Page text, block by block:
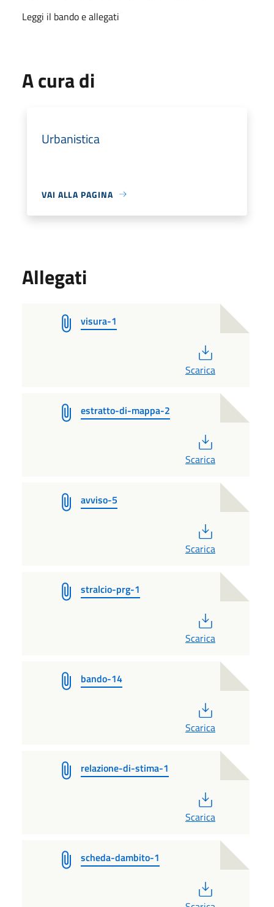
Leggi il bando e allegati
A cura di
Urbanistica
VAI ALLA PAGINA
Allegati
visura-1
Scarica
estratto-di-mappa-2
Scarica
avviso-5
Scarica
stralcio-prg-1
Scarica
bando-14
Scarica
relazione-di-stima-1
Scarica
scheda-dambito-1